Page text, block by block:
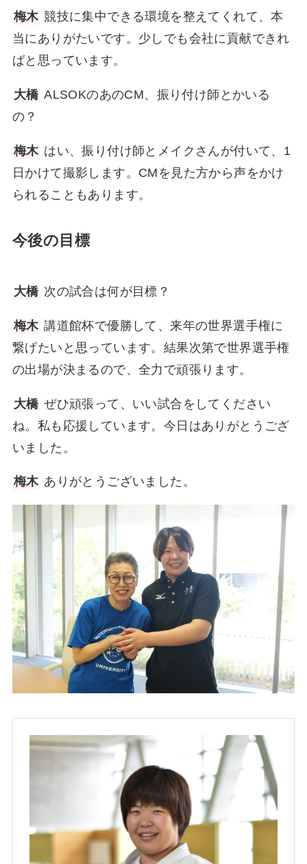
梅木 競技に集中できる環境を整えてくれて、本
当にありがたいです。少しでも会社に貢献できれ
ばと思っています。
大橋 ALSOKのあのCM、振り付け師とかいる
の？
梅木 はい、振り付け師とメイクさんが付いて、1
日かけて撮影します。CMを見た方から声をかけ
られることもあります。
今後の目標
大橋 次の試合は何が目標？
梅木 講道館杯で優勝して、来年の世界選手権に
繋げたいと思っています。結果次第で世界選手権
の出場が決まるので、全力で頑張ります。
大橋 ぜひ頑張って、いい試合をしてください
ね。私も応援しています。今日はありがとうござ
いました。
梅木 ありがとうございました。